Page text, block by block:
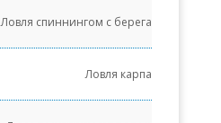
Ловля спиннингом с берега
Ловля карпа